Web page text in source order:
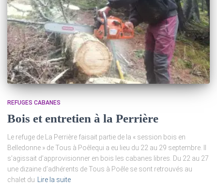
REFUGES CABANES
Bois et entretien à la Perrière
Le refuge de La Perrière faisait partie de la « session bois en
Belledonne » de Tous à Poêlequi a eu lieu du 22 au 29 septembre. Il
s’agissait d’approvisionner en bois les cabanes libres. Du 22 au 27
une dizaine d’adhérents de Tous à Poêle se sont retrouvés au
chalet du
Lire la suite